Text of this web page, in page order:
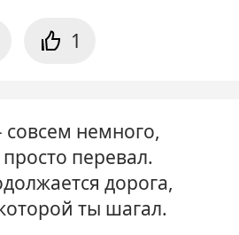
1
совсем немного,
перевал.
дорога,
ты шагал.